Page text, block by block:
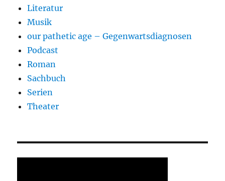
Literatur
Musik
our pathetic age – Gegenwartsdiagnosen
Podcast
Roman
Sachbuch
Serien
Theater